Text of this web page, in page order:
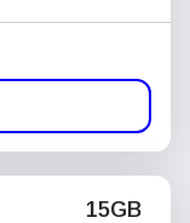
15GB